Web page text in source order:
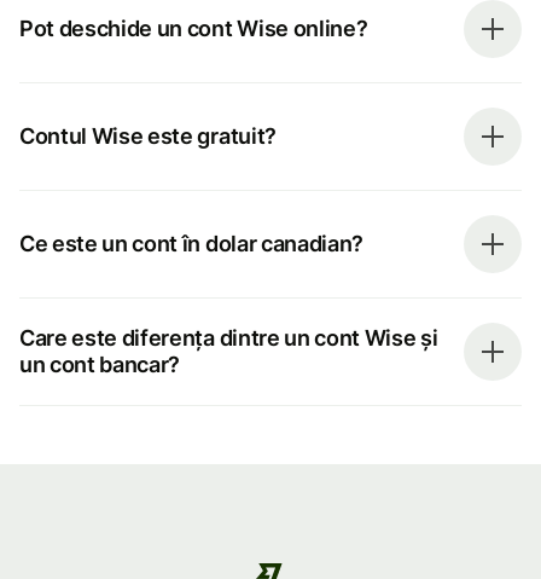
Pot deschide un cont Wise online?
Contul Wise este gratuit?
Ce este un cont în dolar canadian?
Care este diferența dintre un cont Wise și
un cont bancar?